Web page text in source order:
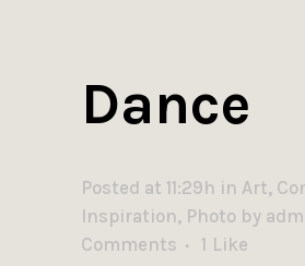
Dance
Posted at 11:29h in Art,
Inspiration, Photo by
Comments
1 Like